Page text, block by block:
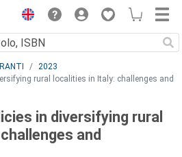
2023
rural localities in Italy: challenges and
in diversifying rural
and